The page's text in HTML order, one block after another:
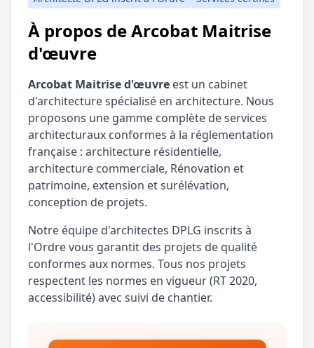
À propos de Arcobat Maitrise
d'œuvre
Arcobat Maitrise d'œuvre est un cabinet
d'architecture spécialisé en architecture. Nous
proposons une gamme complète de services
architecturaux conformes à la réglementation
française : architecture résidentielle,
architecture commerciale, Rénovation et
patrimoine, extension et surélévation,
conception de projets.
Notre équipe d'architectes DPLG inscrits à
l'Ordre vous garantit des projets de qualité
conformes aux normes. Tous nos projets
respectent les normes en vigueur (RT 2020,
accessibilité) avec suivi de chantier.